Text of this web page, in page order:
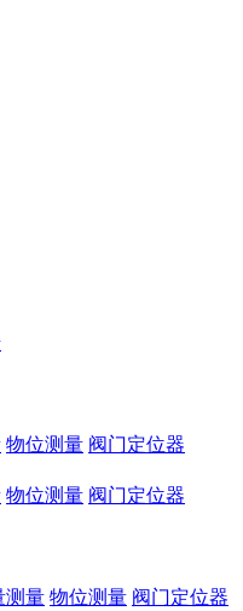
物位测量 阀门定位器
物位测量 阀门定位器
测量 物位测量 阀门定位器